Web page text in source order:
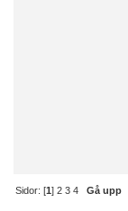
Sidor: [1]2 3 4 Gå upp